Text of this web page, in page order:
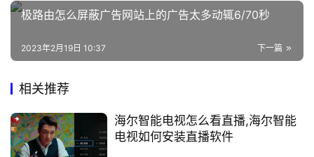
i
n
路
由
器
设
极路由怎么屏蔽广告网站上的广告太多动辄6/70秒
下一篇
2023年2月19日 10:37
相关推荐
海尔智能电视怎么看直播,海尔智能
电视如何安装直播软件